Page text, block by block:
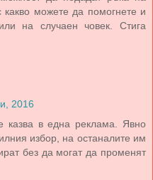
можете да помогнете и
на случаен човек. Стига
2016
казва в една реклама. Явно
избор, на останалите им
без да могат да променят